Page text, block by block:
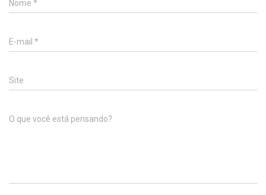
Nome *
E-mail *
Site
O que você está pensando?